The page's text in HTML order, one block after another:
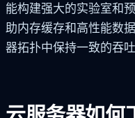
能构建强大的实验室和
助内存缓存和高性能数
器拓扑中保持一致的吞吐